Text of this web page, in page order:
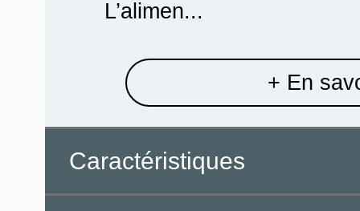
L’alimen...
+ En
Caractéristiques